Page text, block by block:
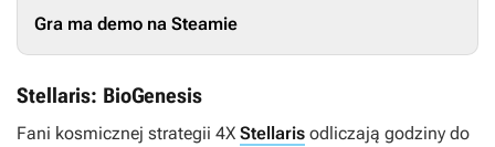
Gra ma demo na Steamie
Stellaris: BioGenesis
Fani kosmicznej strategii 4X Stellaris odliczają godziny do